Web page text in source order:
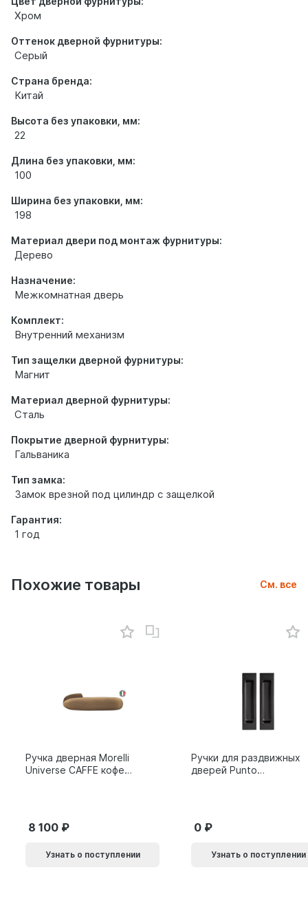
Хром
Оттенок дверной фурнитуры:
Серый
Страна бренда:
Китай
Высота без упаковки, мм:
22
Длина без упаковки, мм:
100
Ширина без упаковки, мм:
198
Материал двери под монтаж фурнитуры:
Дерево
Назначение:
Межкомнатная дверь
Комплект:
Внутренний механизм
Тип защелки дверной фурнитуры:
Магнит
Материал дверной фурнитуры:
Сталь
Покрытие дверной фурнитуры:
Гальваника
Тип замка:
Замок врезной под цилиндр с защелкой
Гарантия:
1 год
Похожие товары См. все
Ручка дверная Morelli
Universe CAFFE кофе
8 100
Узнать о поступлении
Ручки для раздвижных
дверей Punto
0
Узнать о поступлении